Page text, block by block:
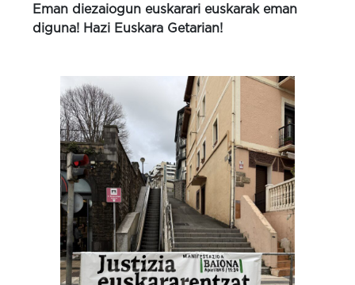
Eman diezaiogun euskarari euskarak eman
diguna! Hazi Euskara Getarian!